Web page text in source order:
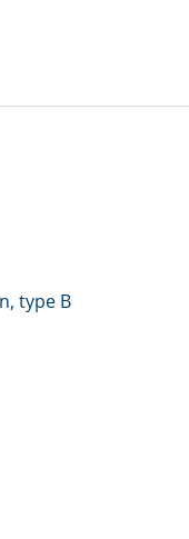
type B